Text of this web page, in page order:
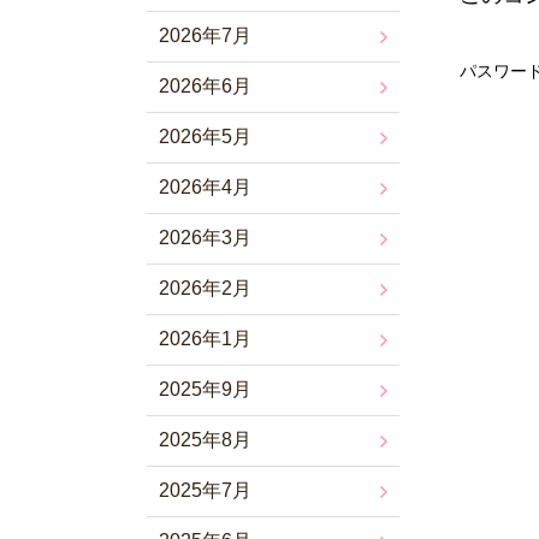
パスワー
2026年7月
2026年6月
2026年5月
2026年4月
2026年3月
2026年2月
2026年1月
2025年9月
2025年8月
2025年7月